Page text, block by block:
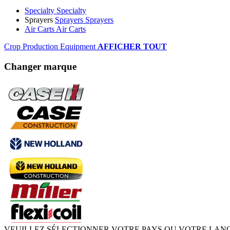
Specialty Specialty
Sprayers Sprayers Sprayers
Air Carts Air Carts
Crop Production Equipment AFFICHER TOUT
Changer marque